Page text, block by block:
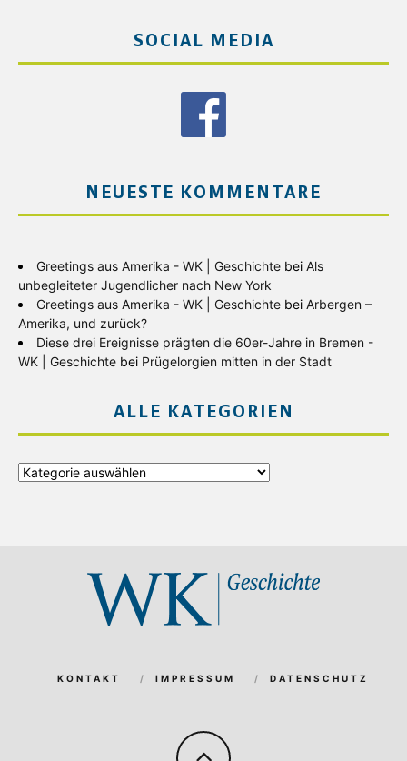
SOCIAL MEDIA
NEUESTE KOMMENTARE
Greetings aus Amerika - WK | Geschichte bei Als
unbegleiteter Jugendlicher nach New York
Greetings aus Amerika - WK | Geschichte bei Arbergen –
Amerika, und zurück?
Diese drei Ereignisse prägten die 60er-Jahre in Bremen -
WK | Geschichte bei Prügelorgien mitten in der Stadt
ALLE KATEGORIEN
Alle
KONTAKT IMPRESSUM DATENSCHUTZ